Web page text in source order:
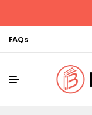
FAQs